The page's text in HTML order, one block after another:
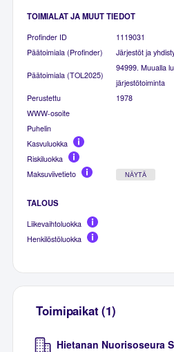
TOIMIALAT JA MUUT TIEDOT
Profinder ID
1119031
Päätoimiala (Profinder)
Järjestöt ja
Päätoimiala (TOL2025)
94999. Muualla
järjestötoiminta
Perustettu
1978
WWW-osoite
Puhelin
Kasvuluokka
Riskiluokka
Maksuviivetieto
NÄYTÄ
TALOUS
Liikevaihtoluokka
Henkilöstöluokka
Toimipaikat (1)
Hietanan Nuorisoseura